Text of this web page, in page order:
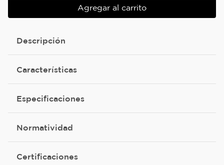
Agregar al carrito
Descripción
Características
Especificaciones
Normatividad
Certificaciones